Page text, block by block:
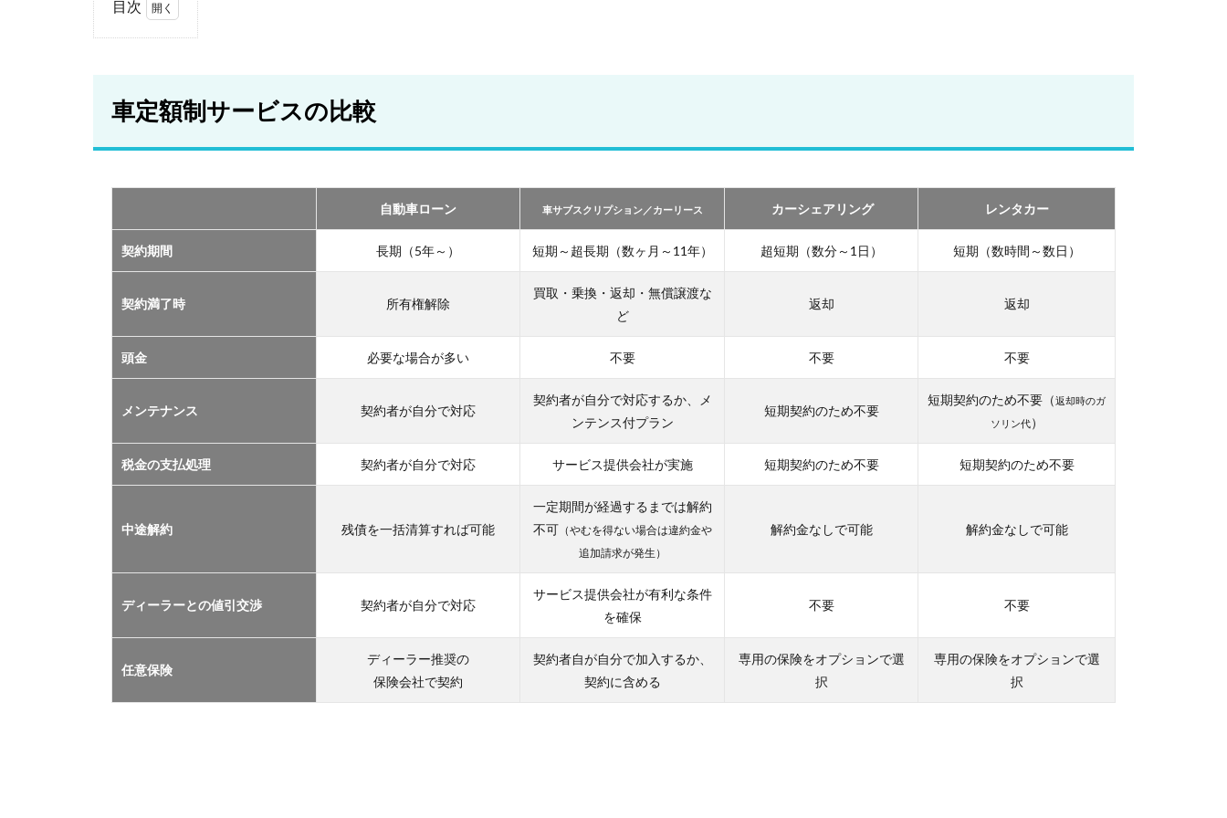
目次
制
ー
ス
比
較
2
おす
の定
額制
サー
TOP
2.1
車サ
クリ
マイ
カー
ス
2.3
車定額制サービスの比較
自動車ローン 車サブスクリプション／カーリース カーシェアリング レンタカー
契約期間 長期（5年～） 短期～超長期（数ヶ月～11年） 超短期（数分～1日） 短期（数時間～数日）
契約満了時 所有権解除
買取・乗換・返却・無償譲渡な
ど
返却 返却
頭金 必要な場合が多い 不要 不要 不要
メンテナンス 契約者が自分で対応
契約者が自分で対応するか、メ
ンテンス付プラン
短期契約のため不要
短期契約のため不要（返却時のガ
ソリン代）
税金の支払処理 契約者が自分で対応 サービス提供会社が実施 短期契約のため不要 短期契約のため不要
中途解約 残債を一括清算すれば可能
一定期間が経過するまでは解約
不可（やむを得ない場合は違約金や
追加請求が発生）
解約金なしで可能 解約金なしで可能
ディーラーとの値引交渉 契約者が自分で対応
サービス提供会社が有利な条件
を確保
不要 不要
任意保険
ディーラー推奨の
保険会社で契約
契約者自が自分で加入するか、
契約に含める
専用の保険をオプションで選
択
専用の保険をオプションで選
択